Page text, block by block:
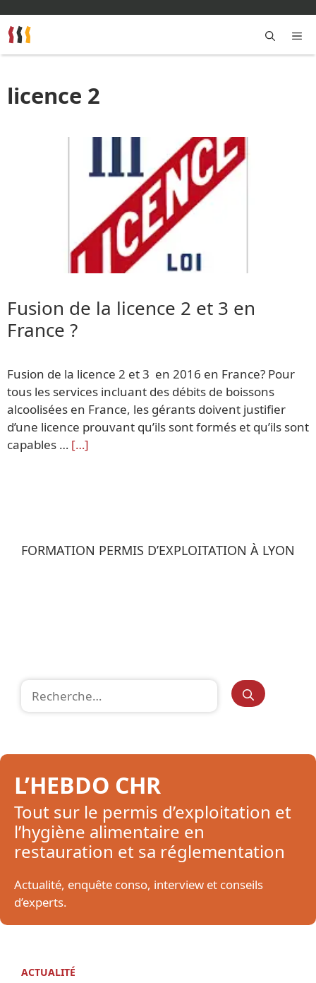
au
contenu
licence 2
Fusion de la licence 2 et 3 en
France ?
Fusion de la licence 2 et 3 en 2016 en France? Pour
tous les services incluant des débits de boissons
alcoolisées en France, les gérants doivent justifier
d’une licence prouvant qu’ils sont formés et qu’ils sont
capables … […]
FORMATION PERMIS D’EXPLOITATION À LYON
L’HEBDO CHR
Tout sur le permis d’exploitation et
l’hygiène alimentaire en
restauration et sa réglementation
Actualité, enquête conso, interview et conseils
d’experts.
ACTUALITÉ